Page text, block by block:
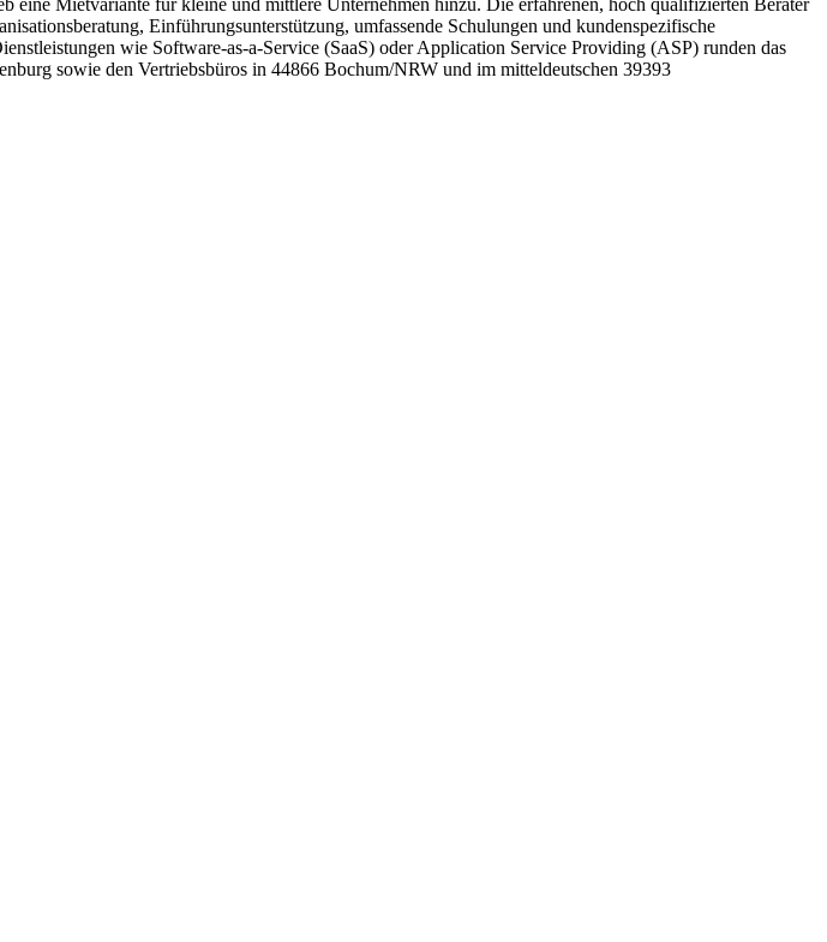
Einführungsunterstützung, umfassende Schulungen und kundenspezifische
wie Software-as-a-Service (SaaS) oder Application Service Providing (ASP) runden das
sowie den Vertriebsbüros in 44866 Bochum/NRW und im mitteldeutschen 39393